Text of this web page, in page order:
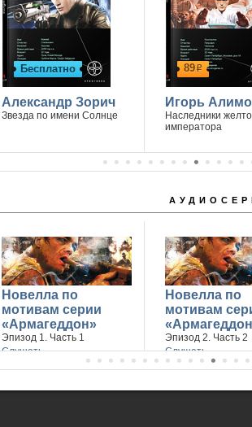
Бесплатно
Александр Зорич
Звезда по имени Солнце
89р
Игорь
Наследники
императора
Новелла по
мотивам серии
«Армагеддон»
Эпизод 1. Часть 1
Слушать
Новелла по
мотивам
Эпизод 2. Часть 2
Слушать